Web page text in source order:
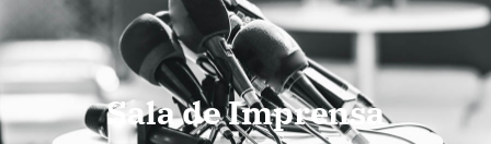
Sala de Imprensa